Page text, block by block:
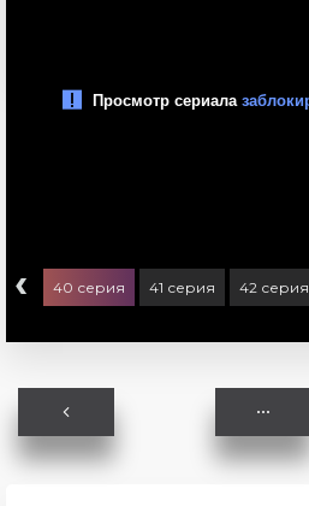
‹ 40 серия 41 серия 42 серия